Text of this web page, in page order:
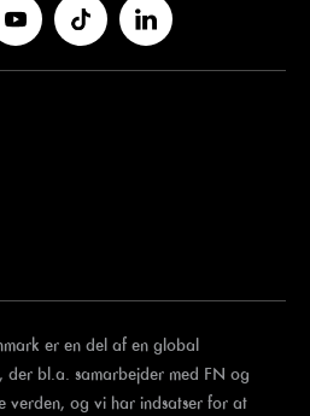
er en del af en global
der bl.a. samarbejder med FN og
verden, og vi har indsatser for at